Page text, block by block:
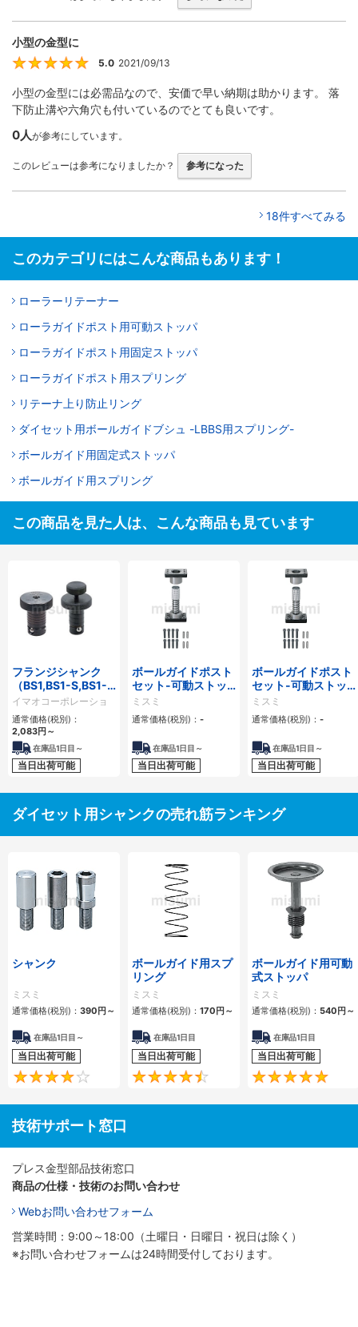
小型の金型に
5
5.0 2021/09/13
小型の金型には必需品なので、安価で早い納期は助かります。 落
下防止溝や六角穴も付いているのでとても良いです。
0人が参考にしています。
このレビューは参考になりましたか？ 参考になった
18件すべてみる
このカテゴリにはこんな商品もあります！
ローラーリテーナー
ローラガイドポスト用可動ストッパ
ローラガイドポスト用固定ストッパ
ローラガイドポスト用スプリング
リテーナ上り防止リング
ダイセット用ボールガイドブシュ -LBBS用スプリング-
ボールガイド用固定式ストッパ
ボールガイド用スプリング
この商品を見た人は、こんな商品も見ています
フランジシャンク
（BS1,BS1-S,BS1-
H,BTS）
イマオコーポレーショ
ン
通常価格(税別)：
2,083円～
在庫品1日目～
当日出荷可能
ボールガイドポスト
セット-可動ストッ
パ・樹脂製ボールリ
テーナ- スタンダー
ドタイプ
ミスミ
通常価格(税別)： -
在庫品1日目～
当日出荷可能
ボールガイドポスト
セット-可動ストッ
パ・アルミ製ボール
リテーナ- スタンダ
ードタイプ
ミスミ
通常価格(税別)： -
在庫品1日目～
当日出荷可能
ダイセット用シャンクの売れ筋ランキング
シャンク
ミスミ
通常価格(税別)： 390円～
在庫品1日目～
当日出荷可能
4.2
ボールガイド用スプ
リング
ミスミ
通常価格(税別)： 170円～
在庫品1日目
当日出荷可能
4.4
ボールガイド用可動
式ストッパ
ミスミ
通常価格(税別)： 540円～
在庫品1日目
当日出荷可能
技術サポート窓口
プレス金型部品技術窓口
商品の仕様・技術のお問い合わせ
Webお問い合わせフォーム
営業時間：9:00～18:00（土曜日・日曜日・祝日は除く）
※お問い合わせフォームは24時間受付しております。